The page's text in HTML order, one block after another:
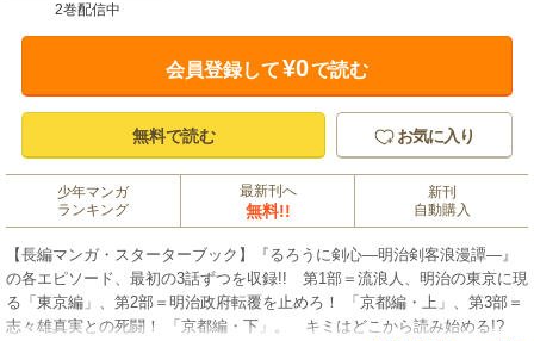
2巻配信中
会員登録して¥0で読む
無料で読む お気に入り
少年マンガ
ランキング
最新刊へ
無料!!
新刊
自動購入
【長編マンガ・スターターブック】『るろうに剣心―明治剣客浪漫譚―』
の各エピソード、最初の3話ずつを収録!! 第1部＝流浪人、明治の東京に現
る「東京編」、第2部＝明治政府転覆を止めろ！ 「京都編・上」、第3部＝
志々雄真実との死闘！ 「京都編・下」。 キミはどこから読み始める!?